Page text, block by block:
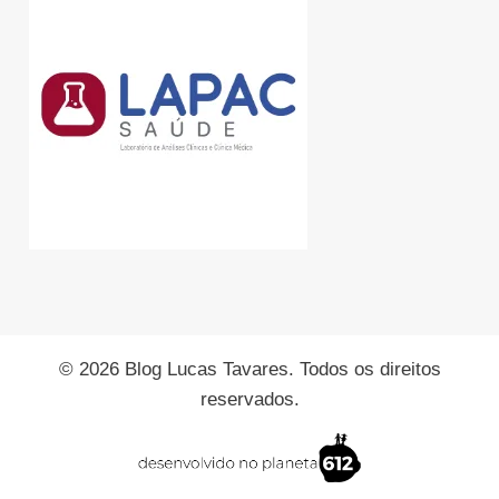
© 2026 Blog Lucas Tavares. Todos os direitos
reservados.